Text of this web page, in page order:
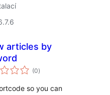
articles by
(0celkové
hodnocení
)
so you can